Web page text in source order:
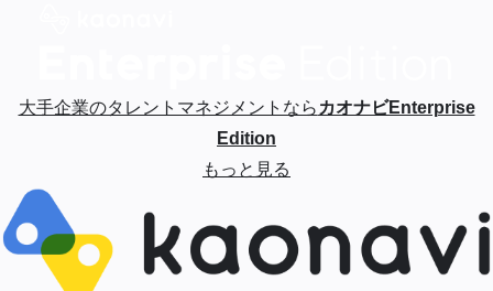
大手企業のタレントマネジメントならカオナビEnterprise
Edition
もっと見る